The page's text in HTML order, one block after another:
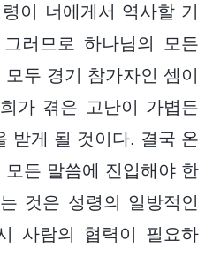
이 너에게서 역사할 기
러므로 하나님의 모든
두 경기 참가자인 셈이
가 겪은 고난이 가볍든
받게 될 것이다. 결국 온
든 말씀에 진입해야 한
것은 성령의 일방적인
사람의 협력이 필요하